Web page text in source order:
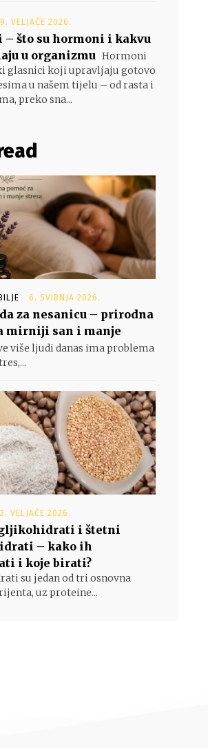
9. VELJAČE 2026.
– što su hormoni i kakvu
u organizmu Hormoni
glasnici koji upravljaju gotovo
u našem tijelu – od rasta i
preko sna...
6. SVIBNJA 2026.
za nesanicu – prirodna
mirniji san i manje
više ljudi danas ima problema
VELJAČE 2026.
i štetni
– kako ih
i koje birati?
su jedan od tri osnovna
uz proteine...